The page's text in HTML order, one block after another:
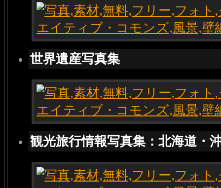
世界遺産写真集
観光旅行情報写真集：北海道・